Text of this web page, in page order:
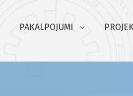
PAKALPOJUMI